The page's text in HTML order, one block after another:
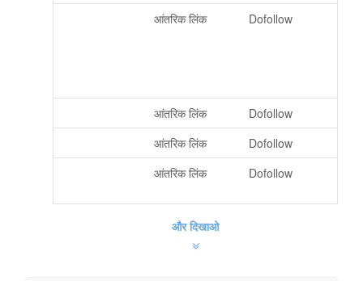
आंतरिक लिंक Dofollow
आंतरिक लिंक
Dofollow
आंतरिक लिंक
Dofollow
आंतरिक लिंक Dofollow
और दिखाओ